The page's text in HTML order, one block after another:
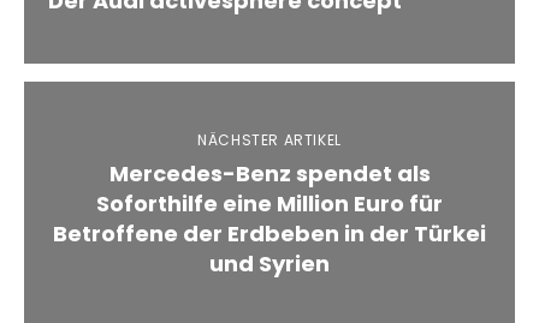
NÄCHSTER ARTIKEL
Mercedes-Benz spendet als
Soforthilfe eine Million Euro für
Betroffene der Erdbeben in der Türkei
und Syrien